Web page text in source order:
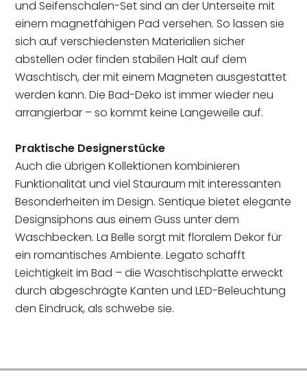
und Seifenschalen-Set sind an der Unterseite mit
einem magnetfähigen Pad versehen. So lassen sie
sich auf verschiedensten Materialien sicher
abstellen oder finden stabilen Halt auf dem
Waschtisch, der mit einem Magneten ausgestattet
werden kann. Die Bad-Deko ist immer wieder neu
arrangierbar – so kommt keine Langeweile auf.
Praktische Designerstücke
Auch die übrigen Kollektionen kombinieren
Funktionalität und viel Stauraum mit interessanten
Besonderheiten im Design. Sentique bietet elegante
Designsiphons aus einem Guss unter dem
Waschbecken. La Belle sorgt mit floralem Dekor für
ein romantisches Ambiente. Legato schafft
Leichtigkeit im Bad – die Waschtischplatte erweckt
durch abgeschrägte Kanten und LED-Beleuchtung
den Eindruck, als schwebe sie.